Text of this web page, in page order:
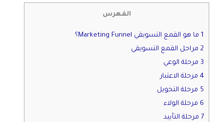
الفهرس
1 ما هو القمع التسويقي Marketing Funnel؟
2 مراحل القمع التسويقي
3 مرحلة الوعي
4 مرحلة الاعتبار
5 مرحلة التحويل
6 مرحلة الولاء
7 مرحلة التأييد